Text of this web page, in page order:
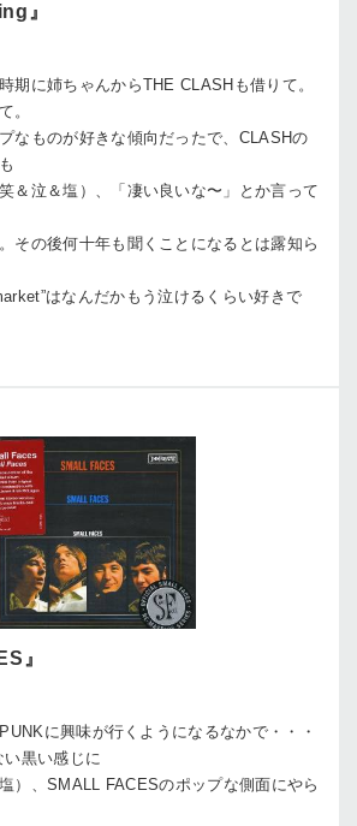
』
期に姉ちゃんからTHE CLASHも借りて。
。
なものが好きな傾向だったで、CLASHの
＆泣＆塩）、「凄い良いな〜」とか言って
その後何十年も聞くことになるとは露知ら
はなんだかもう泣けるくらい好きで
』
に興味が行くようになるなかで・・・
黒い感じに
）、SMALL FACESのポップな側面にやら